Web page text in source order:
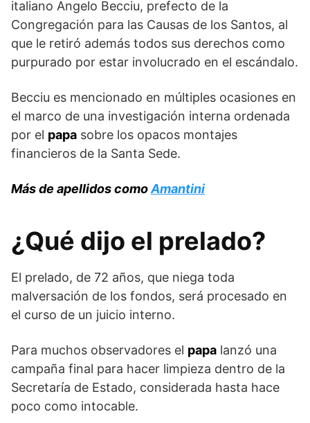
italiano Angelo Becciu, prefecto de la
Congregación para las Causas de los Santos, al
que le retiró además todos sus derechos como
purpurado por estar involucrado en el escándalo.
Becciu es mencionado en múltiples ocasiones en
el marco de una investigación interna ordenada
por el papa sobre los opacos montajes
financieros de la Santa Sede.
Más de apellidos comoAmantini
¿Qué dijo el prelado?
El prelado, de 72 años, que niega toda
malversación de los fondos, será procesado en
el curso de un juicio interno.
Para muchos observadores el papa lanzó una
campaña final para hacer limpieza dentro de la
Secretaría de Estado, considerada hasta hace
poco como intocable.